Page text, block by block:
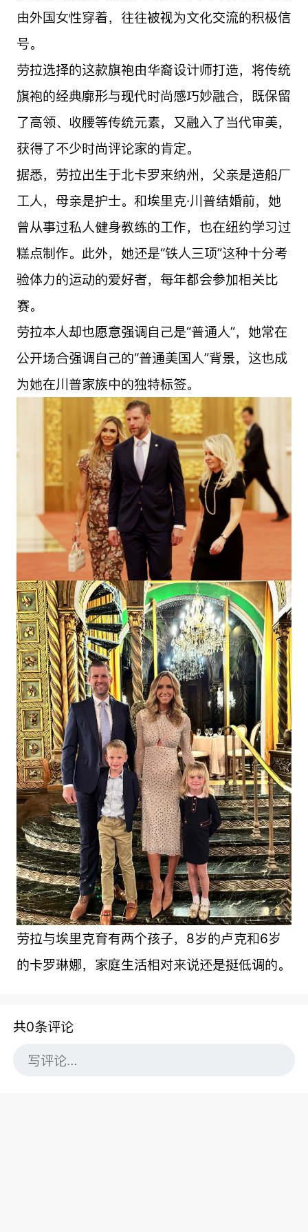
由外国女性穿着，往往被视为文化交流的积极信
号。
劳拉选择的这款旗袍由华裔设计师打造，将传统
旗袍的经典廓形与现代时尚感巧妙融合，既保留
了高领、收腰等传统元素，又融入了当代审美，
获得了不少时尚评论家的肯定。
据悉，劳拉出生于北卡罗来纳州，父亲是造船厂
工人，母亲是护士。和埃里克·川普结婚前，她
曾从事过私人健身教练的工作，也在纽约学习过
糕点制作。此外，她还是“铁人三项”这种十分考
验体力的运动的爱好者，每年都会参加相关比
赛。
劳拉本人却也愿意强调自己是“普通人”，她常在
公开场合强调自己的“普通美国人”背景，这也成
为她在川普家族中的独特标签。
劳拉与埃里克育有两个孩子，8岁的卢克和6岁
的卡罗琳娜，家庭生活相对来说还是挺低调的。
共0条评论